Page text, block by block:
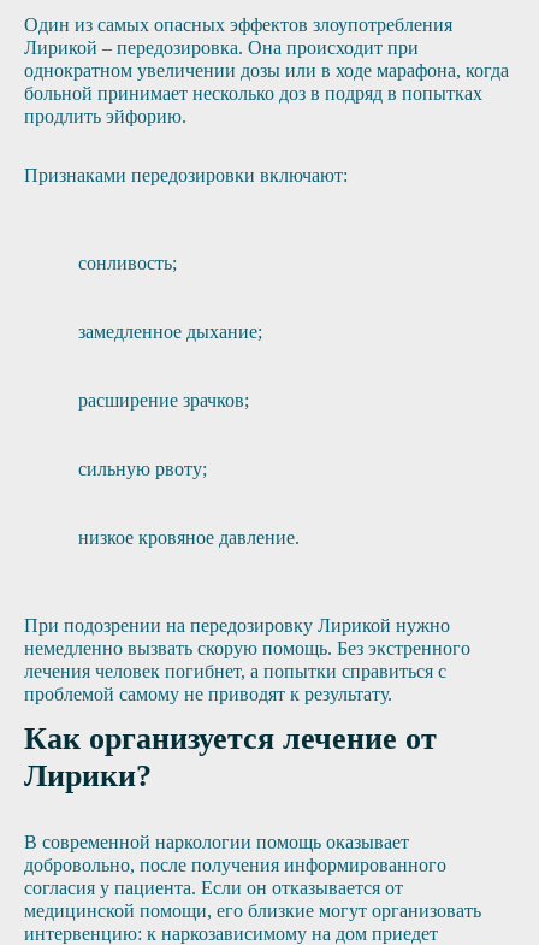
Один из самых опасных эффектов злоупотребления
Лирикой – передозировка. Она происходит при
однократном увеличении дозы или в ходе марафона, когда
больной принимает несколько доз в подряд в попытках
продлить эйфорию.
Признаками передозировки включают:
сонливость;
замедленное дыхание;
расширение зрачков;
сильную рвоту;
низкое кровяное давление.
При подозрении на передозировку Лирикой нужно
немедленно вызвать скорую помощь. Без экстренного
лечения человек погибнет, а попытки справиться с
проблемой самому не приводят к результату.
Как организуется лечение от
Лирики?
В современной наркологии помощь оказывает
добровольно, после получения информированного
согласия у пациента. Если он отказывается от
медицинской помощи, его близкие могут организовать
интервенцию: к наркозависимому на дом приедет